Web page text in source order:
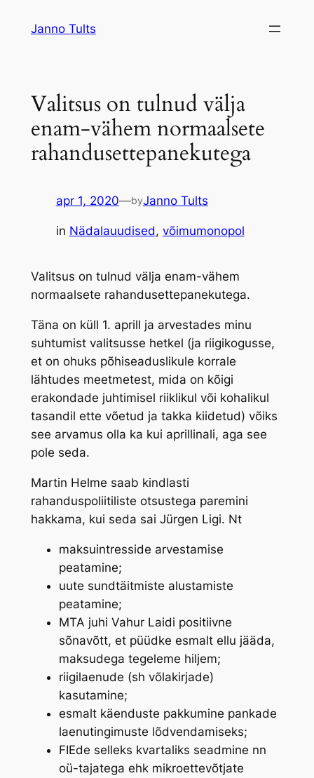
Janno Tults
Valitsus on tulnud välja
enam-vähem normaalsete
rahandusettepanekutega
apr 1, 2020—byJanno Tults
in Nädalauudised, võimumonopol
Valitsus on tulnud välja enam-vähem
normaalsete rahandusettepanekutega.
Täna on küll 1. aprill ja arvestades minu
suhtumist valitsusse hetkel (ja riigikogusse,
et on ohuks põhiseaduslikule korrale
lähtudes meetmetest, mida on kõigi
erakondade juhtimisel riiklikul või kohalikul
tasandil ette võetud ja takka kiidetud) võiks
see arvamus olla ka kui aprillinali, aga see
pole seda.
Martin Helme saab kindlasti
rahanduspoliitiliste otsustega paremini
hakkama, kui seda sai Jürgen Ligi. Nt
maksuintresside arvestamise
peatamine;
uute sundtäitmiste alustamiste
peatamine;
MTA juhi Vahur Laidi positiivne
sõnavõtt, et püüdke esmalt ellu jääda,
maksudega tegeleme hiljem;
riigilaenude (sh võlakirjade)
kasutamine;
esmalt käenduste pakkumine pankade
laenutingimuste lõdvendamiseks;
FIEde selleks kvartaliks seadmine nn
oü-tajatega ehk mikroettevõtjate